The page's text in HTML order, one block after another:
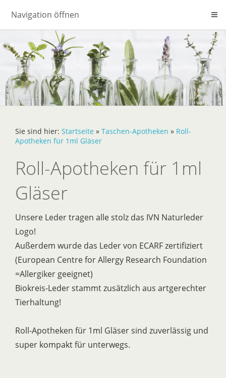
Navigation öffnen
Sie sind hier: Startseite » Taschen-Apotheken » Roll-
Apotheken für 1ml Gläser
Roll-Apotheken für 1ml
Gläser
Unsere Leder tragen alle stolz das IVN Naturleder
Logo!
Außerdem wurde das Leder von ECARF zertifiziert
(European Centre for Allergy Research Foundation
=Allergiker geeignet)
Biokreis-Leder stammt zusätzlich aus artgerechter
Tierhaltung!
Roll-Apotheken für 1ml Gläser sind zuverlässig und
super kompakt für unterwegs.